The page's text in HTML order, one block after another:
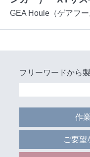
GEA Houle（ゲアフー
フリーワードから
作
ご要望